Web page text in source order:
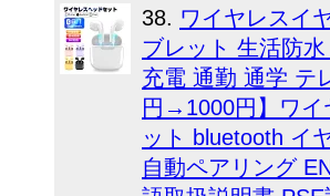
38. ワイヤレスイ
ブレット 生活防
充電 通勤 通学 テ
円→1000円】ワイ
ット bluetooth イ
自動ペアリング